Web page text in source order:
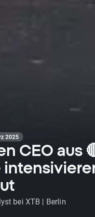
2025
CEO aus
bei XTB | Berlin